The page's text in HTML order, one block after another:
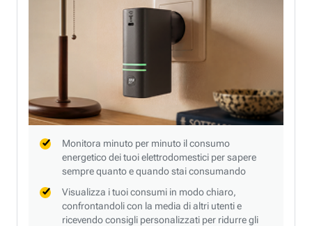
Monitora minuto per minuto il consumo
energetico dei tuoi elettrodomestici per sapere
sempre quanto e quando stai consumando
Visualizza i tuoi consumi in modo chiaro,
confrontandoli con la media di altri utenti e
ricevendo consigli personalizzati per ridurre gli